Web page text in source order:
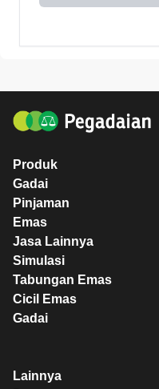
Produk
Gadai
Pinjaman
Emas
Jasa Lainnya
Simulasi
Tabungan Emas
Cicil Emas
Gadai
Lainnya